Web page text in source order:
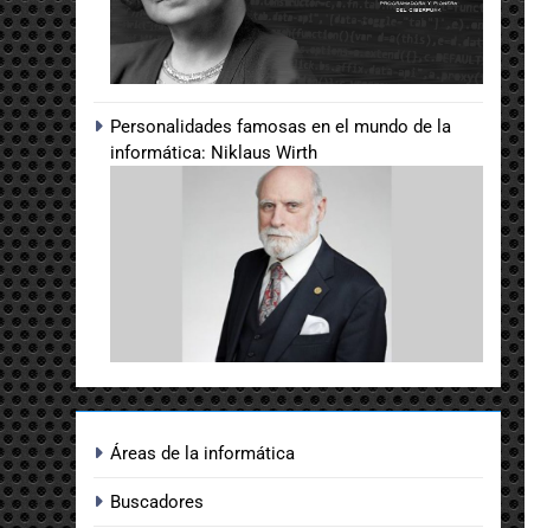
Personalidades famosas en el mundo de la
informática: Niklaus Wirth
Áreas de la informática
Buscadores